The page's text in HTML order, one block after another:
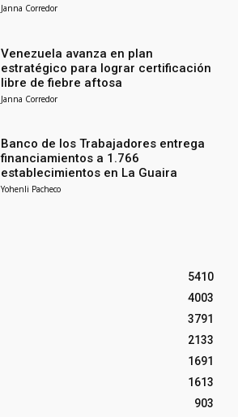
Janna Corredor
Venezuela avanza en plan
estratégico para lograr certificación
libre de fiebre aftosa
Janna Corredor
Banco de los Trabajadores entrega
financiamientos a 1.766
establecimientos en La Guaira
Yohenli Pacheco
5410
4003
3791
2133
1691
1613
903